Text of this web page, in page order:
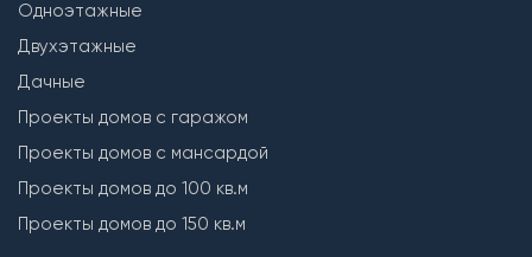
Одноэтажные
Двухэтажные
Дачные
Проекты домов с гаражом
Проекты домов с мансардой
Проекты домов до 100 кв.м
Проекты домов до 150 кв.м